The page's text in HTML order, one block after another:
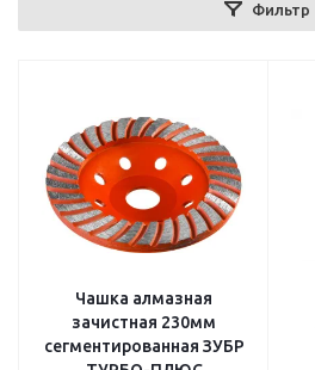
Фильтр
Чашка алмазная
зачистная 230мм
сегментированная ЗУБР